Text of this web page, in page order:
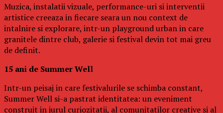
Muzica, instalatii vizuale, performance-uri si interventii
artistice creeaza in fiecare seara un nou context de
intalnire si explorare, intr-un playground urban in care
granitele dintre club, galerie si festival devin tot mai greu
de definit.
15 ani de Summer Well
Intr-un peisaj in care festivalurile se schimba constant,
Summer Well si-a pastrat identitatea: un eveniment
construit in jurul curiozitatii, al comunitatilor creative si al